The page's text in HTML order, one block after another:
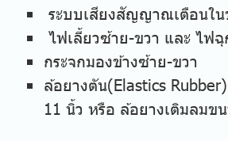
ระบบเสียงสัญญาณเตือนใ
ไฟเลี้ยวซ้าย-ขวา และ ไฟฉุ
กระจกมองข้างซ้าย-ขวา
ล้อยางตัน(Elastics
11 นิ้ว หรือ ล้อยางเติมลมข